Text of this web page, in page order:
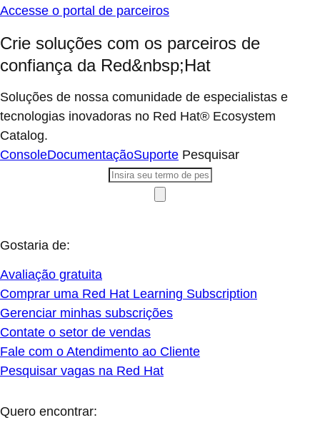
Accesse o portal de parceiros
Crie soluções com os parceiros de
confiança da Red&nbsp;Hat
Soluções de nossa comunidade de especialistas e
tecnologias inovadoras no Red Hat® Ecosystem
Catalog.
ConsoleDocumentaçãoSuporte Pesquisar
Gostaria de:
Avaliação gratuita
Comprar uma Red Hat Learning Subscription
Gerenciar minhas subscrições
Contate o setor de vendas
Fale com o Atendimento ao Cliente
Pesquisar vagas na Red Hat
Quero encontrar: